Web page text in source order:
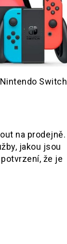
Switch
na prodejně.
jakou jsou
že je